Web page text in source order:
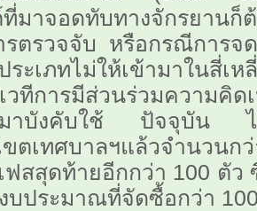
มาจอดทับทางจักรยานก็
รตรวจจับ หรือกรณีการจ
ระเภทไม่ให้เข้ามาในสี่
วทีการมีส่วนร่วมความคิ
มาบังคับใช้ ปัจจุบัน ได้
ขตเทศบาลฯแล้วจำนวน
ฟสสุดท้ายอีกกว่า 100 ตัว
บประมาณที่จัดซื้อกว่า